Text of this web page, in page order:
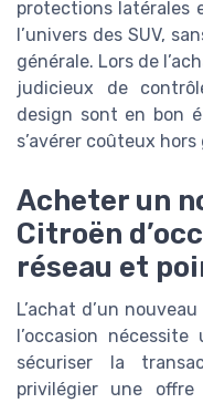
protections latérales
l’univers des SUV,
générale. Lors de
judicieux de
design sont en bon
s’avérer coûteux
Acheter un
Citroën
réseau et
L’achat d’un
l’occasion
sécuriser la
privilégier une offre